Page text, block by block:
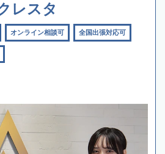
レスタ
オンライン相談可 全国出張対応可